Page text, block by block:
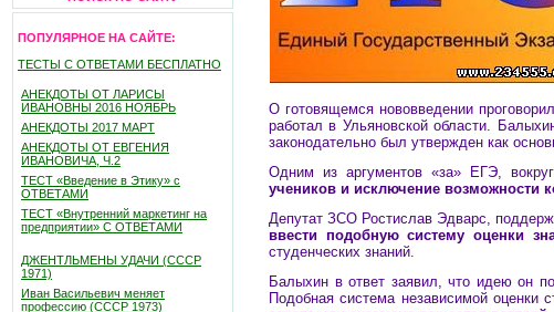
ПОПУЛЯРНОЕ НА САЙТЕ:
ТЕСТЫ С ОТВЕТАМИ БЕСПЛАТНО
АНЕКДОТЫ ОТ ЛАРИСЫ
ИВАНОВНЫ 2016 НОЯБРЬ
АНЕКДОТЫ 2017 МАРТ
АНЕКДОТЫ ОТ ЕВГЕНИЯ
ИВАНОВИЧА, Ч.2
ТЕСТ «Введение в Этику» с
ОТВЕТАМИ
ТЕСТ «Внутренний маркетинг на
предприятии» С ОТВЕТАМИ
ДЖЕНТЛЬМЕНЫ УДАЧИ (СССР
1971)
Иван Васильевич меняет
профессию (СССР 1973)
О готовящемся нововведении
работал в Ульяновской области.
законодательно был утвержден как
Одним из аргументов «за» ЕГЭ,
учеников и исключение возможности
Депутат ЗСО Ростислав Эдварс,
ввести подобную систему оценки
студенческих знаний.
Балыхин в ответ заявил, что идею он
Подобная система независимой оценки